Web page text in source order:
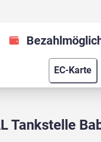
EC-Karte
Tankstelle